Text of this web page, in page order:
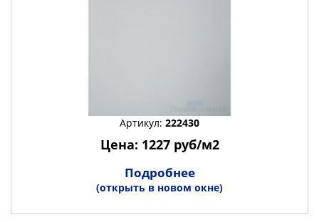
Артикул: 222430
Цена: 1227 руб/м2
Подробнее
(открыть в новом окне)